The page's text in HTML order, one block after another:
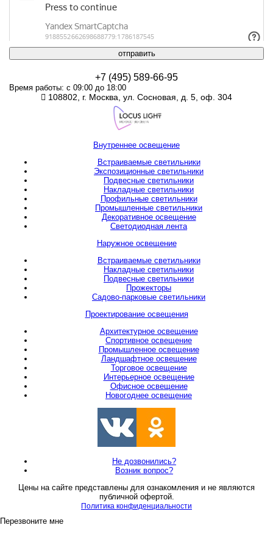
отправить
+7 (495) 589-66-95
Время работы: с 09:00 до 18:00
108802, г. Москва, ул. Сосновая, д. 5, оф. 304
Внутреннее освещение
Встраиваемые светильники
Экспозиционные светильники
Подвесные светильники
Накладные светильники
Профильные светильники
Промышленные светильники
Декоративное освещение
Светодиодная лента
Наружное освещение
Встраиваемые светильники
Накладные светильники
Подвесные светильники
Прожекторы
Садово-парковые светильники
Проектирование освещения
Архитектурное освещение
Спортивное освещение
Промышленное освещение
Ландшафтное освещение
Торговое освещение
Интерьерное освещение
Офисное освещение
Новогоднее освещение
Не дозвонились?
Возник вопрос?
Цены на сайте представлены для ознакомления и не являются
публичной офертой.
Политика конфиденциальности
Перезвоните мне